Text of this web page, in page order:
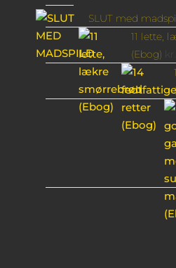
SLUT med
11 lette,
(Ebog)